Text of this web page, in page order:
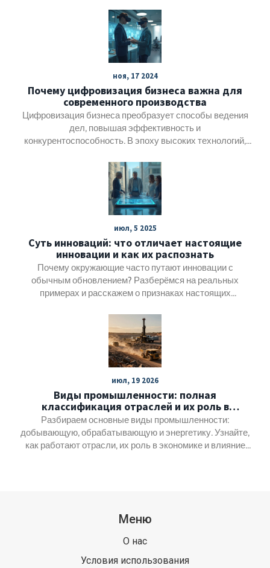
вклад, который предприниматели и заводы вносят в
укрепление экономической структуры и создание
рабочих мест. Рассматриваются ключевые тенденции и
примеры успешных заводов, способствующих
экономическому росту в различных регионах страны.
Также обсуждаются способы, благодаря которым
предпринимательство может помочь адаптироваться к
изменениям и вызовам в экономике.
ноя, 17 2024
Почему цифровизация бизнеса важна для
современного производства
Цифровизация бизнеса преобразует способы ведения
дел, повышая эффективность и
конкурентоспособность. В эпоху высоких технологий,
процессы на производстве и улучшают качество
продукции. Применение инновационных решений
управляет затратами и открывает новые возможности
для роста предприятий. Узнаем, как использование
цифровых технологий изменяет традиционные методы
управления и способствует развитию бизнеса.
июл, 5 2025
Суть инноваций: что отличает настоящие
инновации и как их распознать
Почему окружающие часто путают инновации с
обычным обновлением? Разберёмся на реальных
примерах и расскажем о признаках настоящих
июл, 19 2026
Виды промышленности: полная
классификация отраслей и их роль в
экономике
Разбираем основные виды промышленности:
добывающую, обрабатывающую и энергетику. Узнайте,
как работают отрасли, их роль в экономике и влияние
Меню
О нас
Условия использования